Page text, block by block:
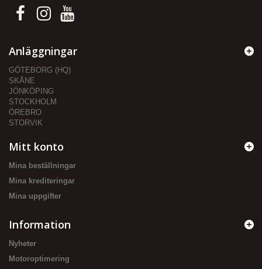
Anläggningar
GÖTEBORG (HQ)
SKÅNE
JÖNKÖPING
STOCKHOLM
ÖREBRO
STORVIK
Mitt konto
Mina beställningar
Mina krediteringar
Mina uppgifter
Information
Nyheter
Motoroptimering